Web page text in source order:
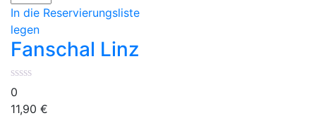
Linz
Menge
In die Reservierungsliste
legen
Fanschal Linz
0
11,90 €